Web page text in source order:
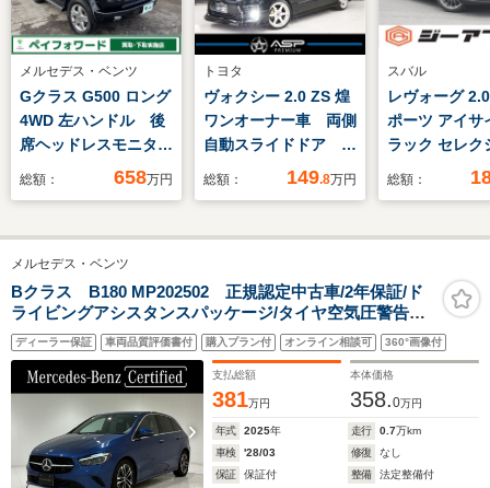
メルセデス・ベンツ
Gクラス G500 ロング
4WD 左ハンドル 後
席ヘッドレスモニタ
ー 社外ナビ
ハンドル サンルー
フ セラミックコーテ
ィング済
総額： 658万円
トヨタ
ヴォクシー 2.0 ZS 煌
ワンオーナー車 両側
自動スライドドア 純
正SDナビ WORKジ
スポイラー 地デジフ
ラ スマートキー 後
席モニター
総額： 149.8万円
スバル
レヴォーグ
ポーツ アイサ
ラック セレク
4WD 特別仕
ート アダプ
LEDヘッドラ
ートヒーター
ヒーター パ
ト プッシュ
総額：
メルセデス・ベンツ
Bクラス B180 MP202502 正規認定中古車/2年保証/ド
ライビングアシスタンスパッケージ/タイヤ空気圧警告灯
システム/アンビエントライト/フットトランクオープナ
ー/EASYPACK自動開閉テールゲート
ディーラー保証 車両品質評価書付 購入プラン付 オンライン相談可 360°画像付
支払総額
381万円
本体価格
358.0万円
年式 2025年 走行 0.7万km
車検
'28/03 修復
なし
保証
保証付 整備
法定整備付